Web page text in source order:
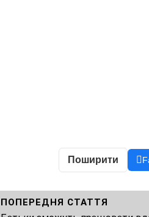
Поширити
ПОПЕРЕДНЯ СТАТТЯ